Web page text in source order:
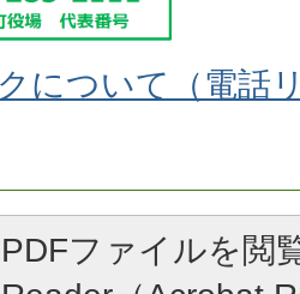
について（電話
PDFファイルを閲